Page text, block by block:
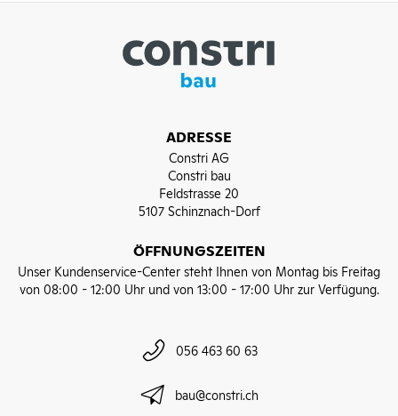
ADRESSE
Constri AG
Constri bau
Feldstrasse 20
5107 Schinznach-Dorf
ÖFFNUNGSZEITEN
Unser Kundenservice-Center steht Ihnen von Montag bis Freitag
von 08:00 - 12:00 Uhr und von 13:00 - 17:00 Uhr zur Verfügung.
056 463 60 63
bau@constri.ch